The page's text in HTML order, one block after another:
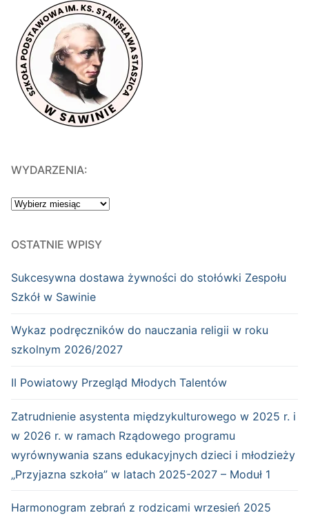
WYDARZENIA:
WYDARZENIA:
OSTATNIE WPISY
Sukcesywna dostawa żywności do stołówki Zespołu
Szkół w Sawinie
Wykaz podręczników do nauczania religii w roku
szkolnym 2026/2027
II Powiatowy Przegląd Młodych Talentów
Zatrudnienie asystenta międzykulturowego w 2025 r. i
w 2026 r. w ramach Rządowego programu
wyrównywania szans edukacyjnych dzieci i młodzieży
„Przyjazna szkoła” w latach 2025-2027 – Moduł 1
Harmonogram zebrań z rodzicami wrzesień 2025